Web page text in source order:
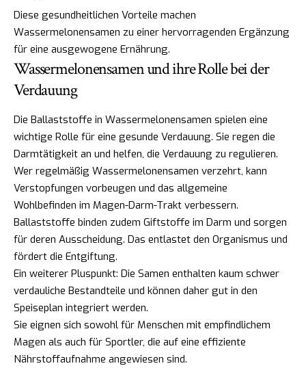
Diese gesundheitlichen Vorteile machen
Wassermelonensamen zu einer hervorragenden Ergänzung
für eine ausgewogene Ernährung.
Wassermelonensamen und ihre Rolle bei der
Verdauung
Die Ballaststoffe in Wassermelonensamen spielen eine
wichtige Rolle für eine gesunde Verdauung. Sie regen die
Darmtätigkeit an und helfen, die Verdauung zu regulieren.
Wer regelmäßig Wassermelonensamen verzehrt, kann
Verstopfungen vorbeugen und das allgemeine
Wohlbefinden im Magen-Darm-Trakt verbessern.
Ballaststoffe binden zudem Giftstoffe im Darm und sorgen
für deren Ausscheidung. Das entlastet den Organismus und
fördert die Entgiftung.
Ein weiterer Pluspunkt: Die Samen enthalten kaum schwer
verdauliche Bestandteile und können daher gut in den
Speiseplan integriert werden.
Sie eignen sich sowohl für Menschen mit empfindlichem
Magen als auch für Sportler, die auf eine effiziente
Nährstoffaufnahme angewiesen sind.